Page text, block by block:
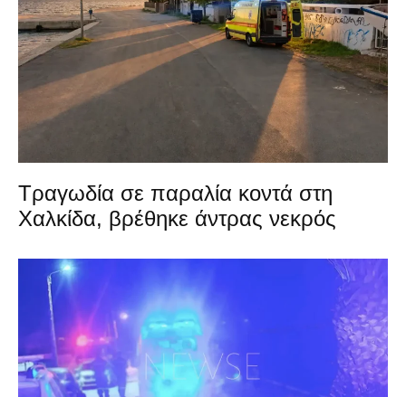
Τραγωδία σε παραλία κοντά στη
Χαλκίδα, βρέθηκε άντρας νεκρός